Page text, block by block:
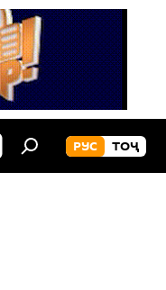
РУС ТОҶ